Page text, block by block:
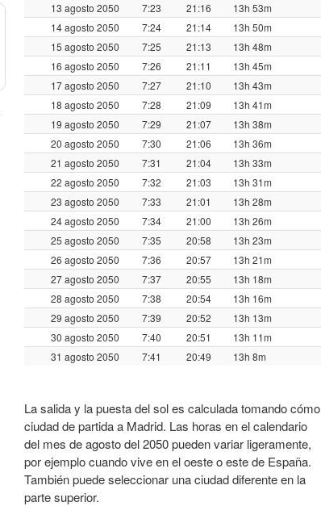
13 agosto 2050
7:23 21:16
13h 53m
14 agosto 2050
7:24 21:14
13h 50m
15 agosto 2050
7:25 21:13
13h 48m
16 agosto 2050
7:26 21:11
13h 45m
17 agosto 2050
7:27 21:10
13h 43m
18 agosto 2050
7:28 21:09
13h 41m
19 agosto 2050
7:29 21:07
13h 38m
20 agosto 2050
7:30 21:06
13h 36m
21 agosto 2050
7:31 21:04
13h 33m
22 agosto 2050
7:32 21:03
13h 31m
23 agosto 2050
7:33 21:01
13h 28m
24 agosto 2050
7:34 21:00
13h 26m
25 agosto 2050
7:35 20:58
13h 23m
26 agosto 2050
7:36 20:57
13h 21m
27 agosto 2050
7:37 20:55
13h 18m
28 agosto 2050
7:38 20:54
13h 16m
29 agosto 2050
7:39 20:52
13h 13m
30 agosto 2050
7:40 20:51
13h 11m
31 agosto 2050
7:41 20:49 13h 8m
La salida y la puesta del sol es calculada tomando cómo
ciudad de partida a Madrid. Las horas en el calendario
del mes de agosto del 2050 pueden variar ligeramente,
por ejemplo cuando vive en el oeste o este de España.
También puede seleccionar una ciudad diferente en la
parte superior.